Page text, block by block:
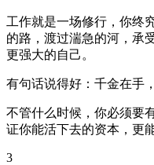
工作就是一场修行，你终
的路，渡过湍急的河，承
更强大的自己。
有句话说得好：千金在手
不管什么时候，你必须要
证你能活下去的资本，更
3